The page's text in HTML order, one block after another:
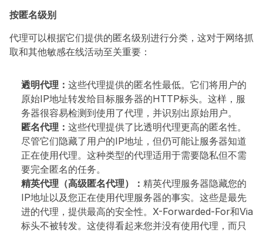
按匿名级别
代理可以根据它们提供的匿名级别进行分类，这对于网络抓
取和其他敏感在线活动至关重要：
透明代理： 这些代理提供的匿名性最低。它们将用户的
原始IP地址转发给目标服务器的HTTP标头。这样，服
务器很容易检测到使用了代理，并识别出原始用户。
匿名代理： 这些代理提供了比透明代理更高的匿名性。
尽管它们隐藏了用户的IP地址，但仍可能让服务器知道
正在使用代理。这种类型的代理适用于需要隐私但不需
要完全匿名的任务。
精英代理（高级匿名代理）： 精英代理服务器隐藏您的
IP地址以及您正在使用代理服务器的事实。这些是最先
进的代理，提供最高的安全性。X-Forwarded-For和Via
标头不被转发。这使得看起来您并没有使用代理，而只